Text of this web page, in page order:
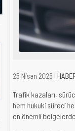
25 Nisan 2025 |
Trafik kazaları,
hem hukuki süreci
en önemli